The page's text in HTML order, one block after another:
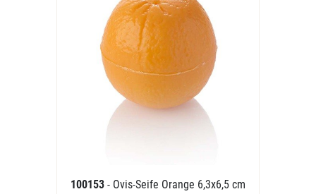
100153 - Ovis-Seife Orange 6,3x6,5 cm